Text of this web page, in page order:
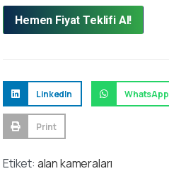
Hemen Fiyat Teklifi Al!
LinkedIn WhatsApp
Print
Etiket: alan kameraları